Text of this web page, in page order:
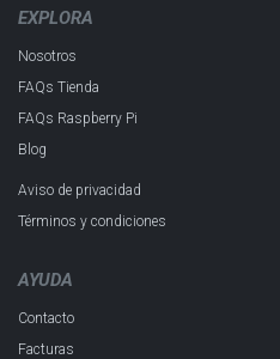
EXPLORA
Nosotros
FAQs Tienda
FAQs Raspberry Pi
Blog
Aviso de privacidad
Términos y condiciones
AYUDA
Contacto
Facturas